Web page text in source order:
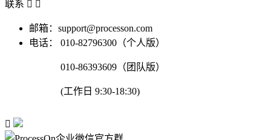
联系  
邮箱：support@processon.com
电话：
010-82796300（个人版）
010-86393609（团队版）
(工作日 9:30-18:30)
